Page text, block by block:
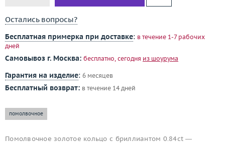
Остались вопросы?
Бесплатная примерка при доставке: в течение 1-7 рабочих
дней
Самовывоз г. Москва: бесплатно, сегодня из шоурума
Гарантия на изделие: 6 месяцев
Бесплатный возврат: в течение 14 дней
помолвочное
Помолвочное золотое кольцо с бриллиантом 0.84ct —